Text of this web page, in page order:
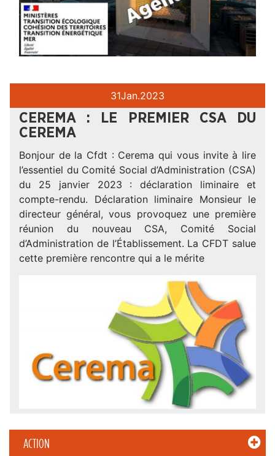
ACTION
31Jan.2023
CEREMA : LE PREMIER CSA DU
CEREMA
Bonjour de la Cfdt : Cerema qui vous invite à lire
l’essentiel du Comité Social d’Administration (CSA)
du 25 janvier 2023 : déclaration liminaire et
compte-rendu. Déclaration liminaire Monsieur le
directeur général, vous provoquez une première
réunion du nouveau CSA, Comité Social
d’Administration de l’Établissement. La CFDT salue
cette première rencontre qui a le mérite